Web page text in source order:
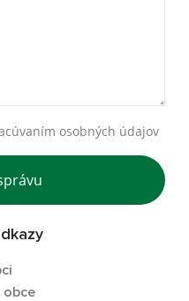
osobných údajov
obce